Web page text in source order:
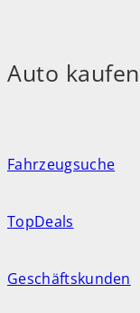
Auto kaufen
Fahrzeugsuche
TopDeals
Geschäftskunden